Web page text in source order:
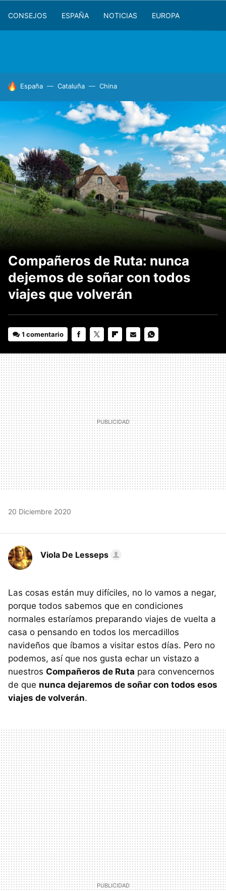
CONSEJOS ESPAÑA NOTICIAS EUROPA
HOY SE HABLA DE
España Cataluña China
Compañeros de Ruta: nunca
dejemos de soñar con todos
viajes que volverán
1 comentario
MAIL
20 Diciembre 2020
Viola De Lesseps
Las cosas están muy difíciles, no lo vamos a negar,
porque todos sabemos que en condiciones
normales estaríamos preparando viajes de vuelta a
casa o pensando en todos los mercadillos
navideños que íbamos a visitar estos días. Pero no
podemos, así que nos gusta echar un vistazo a
nuestros Compañeros de Ruta para convencernos
de que nunca dejaremos de soñar con todos esos
viajes de volverán.